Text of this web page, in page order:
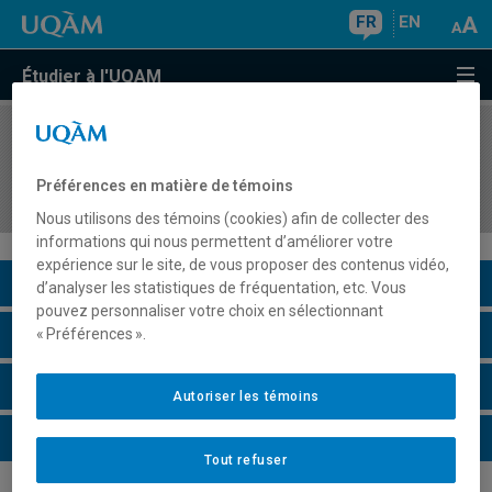
FR EN
Étudier à l'UQAM
COURS//
successeurs de l'URSS
Description du cours
Horaire - Été 2026
Horaire - Automne 2026
Horaire - Hiver 2027
Préférences en matière de témoins
Nous utilisons des témoins (cookies) afin de collecter des
informations qui nous permettent d’améliorer votre
expérience sur le site, de vous proposer des contenus vidéo,
d’analyser les statistiques de fréquentation, etc. Vous
pouvez personnaliser votre choix en sélectionnant
« Préférences ».
Tout refuser
Autoriser les témoins